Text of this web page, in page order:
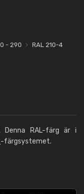
- 290 RAL 210-4
Denna RAL-färg är i
-färgsystemet.